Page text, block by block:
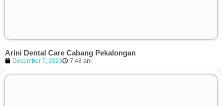
Arini Dental Care Cabang Pekalongan
December 7, 2023 7:48 am